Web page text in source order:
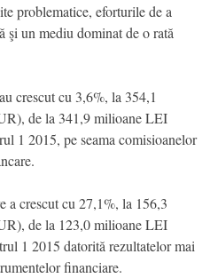
problematice, eforturile de a
şi un mediu dominat de o rată
crescut cu 3,6%, la 354,1
de la 341,9 milioane LEI
1 2015, pe seama comisioanelor
a crescut cu 27,1%, la 156,3
de la 123,0 milioane LEI
1 2015 datorită rezultatelor mai
financiare.